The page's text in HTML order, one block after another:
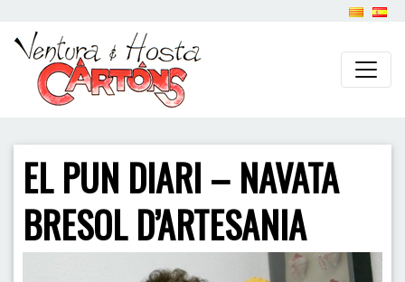
EL PUN DIARI – NAVATA
BRESOL D’ARTESANIA